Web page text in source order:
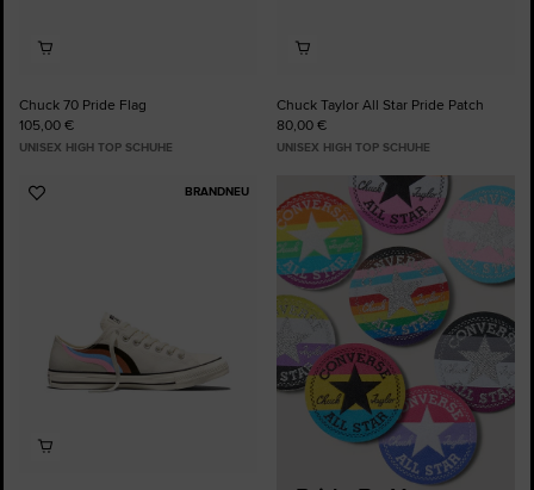
Chuck 70 Pride Flag
105,00 €
UNISEX HIGH TOP SCHUHE
Chuck Taylor All Star Pride Patch
80,00 €
UNISEX HIGH TOP SCHUHE
BRANDNEU
Zu